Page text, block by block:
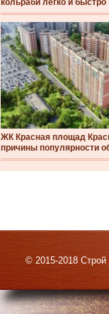
кольраби легко и быстро
ЖК Красная площад
причины популярности
© 2015-2018 Строй